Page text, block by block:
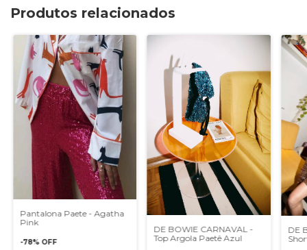
Produtos relacionados
Pantalona Paete - Agatha
Pink
-78% OFF
DE BOWIE CARNAVAL -
Top Argola Paetê Azul
DE